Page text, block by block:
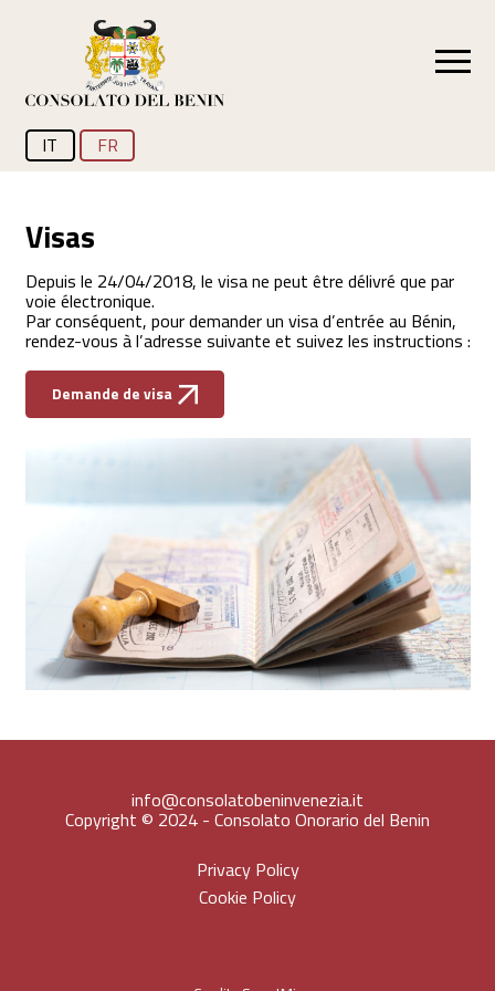
IT FR
Visas
Depuis le 24/04/2018, le visa ne peut être délivré que par
voie électronique.
Par conséquent, pour demander un visa d’entrée au Bénin,
rendez-vous à l’adresse suivante et suivez les instructions :
Demande de visa
info@consolatobeninvenezia.it
Copyright © 2024 - Consolato Onorario del Benin
Privacy Policy
Cookie Policy